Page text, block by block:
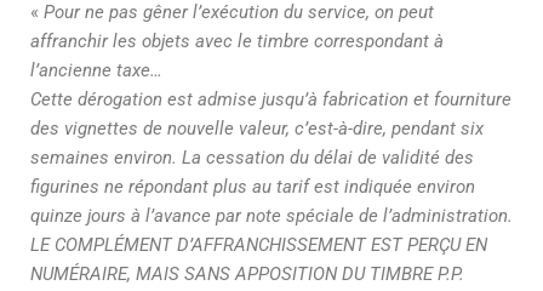
« Pour ne pas gêner l’exécution du service, on peut
affranchir les objets avec le timbre correspondant à
l’ancienne taxe…
Cette dérogation est admise jusqu’à fabrication et fourniture
des vignettes de nouvelle valeur, c’est-à-dire, pendant six
semaines environ. La cessation du délai de validité des
figurines ne répondant plus au tarif est indiquée environ
quinze jours à l’avance par note spéciale de l’administration.
LE COMPLÉMENT D’AFFRANCHISSEMENT EST PERÇU EN
NUMÉRAIRE, MAIS SANS APPOSITION DU TIMBRE P.P.